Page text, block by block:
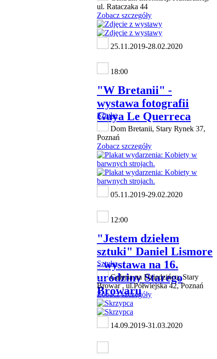
ul. Rataczaka 44
Zobacz szczegóły
25.11.2019-28.02.2020
18:00
"W Bretanii" -
wystawa fotografii
Guya Le Querreca
Sztuka
Dom Bretanii, Stary Rynek 37,
Poznań
Zobacz szczegóły
05.11.2019-29.02.2020
12:00
"Jestem dziełem
sztuki" Daniel Lismore
- wystawa na 16.
urodziny Starego
Browaru
Sztuka
Galeria na Dziedzińcu, Stary
Browar , ul.Półwiejska 42, Poznań
Zobacz szczegóły
14.09.2019-31.03.2020